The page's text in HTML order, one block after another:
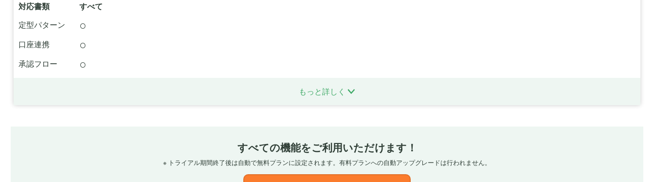
対応書類
すべて
定型パターン
○
口座連携 ○
承認フロー ○
もっと詳しく
すべての機能をご利用いただけます！
※ トライアル期間終了後は自動で無料プランに設定されます。有料プランへの自動アップグレードは行われません。